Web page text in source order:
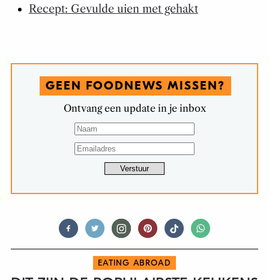
Recept: Gevulde uien met gehakt
GEEN FOODNEWS MISSEN?
Ontvang een update in je inbox
EATING ABROAD